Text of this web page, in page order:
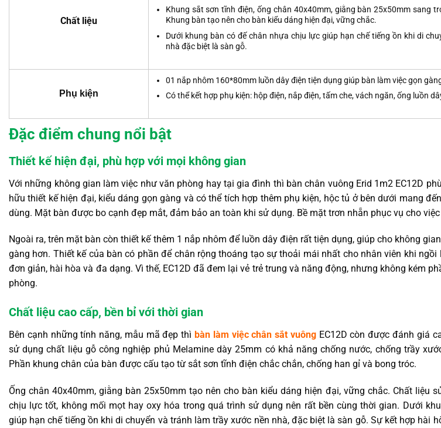
Chất liệu
Khung sắt sơn tĩnh điện, ống chân 40x40mm, giằng bàn 25x50mm sang
Khung bàn tạo nên cho bàn kiểu dáng hiện đại, vững chắc.
Dưới khung bàn có đế chân nhựa chịu lực giúp hạn chế tiếng ồn khi di
nhà đặc biệt là sàn gỗ.
Phụ kiện
01 nắp nhôm 160*80mm luồn dây điện tiện dụng giúp bàn làm việc gọn
Có thể kết hợp phụ kiện: hộp điện, nắp điện, tấm che, vách ngăn, ống luồn
Đặc điểm chung nổi bật
Thiết kế hiện đại, phù hợp với mọi không gian
Với những không gian làm việc như văn phòng hay tại gia đình thì bàn chân vuông Erid 1m2 EC12D
hữu thiết kế hiện đại, kiểu dáng gọn gàng và có thể tích hợp thêm phụ kiện, hộc tủ ở bên dưới mang
dùng. Mặt bàn được bo cạnh đẹp mắt, đảm bảo an toàn khi sử dụng. Bề mặt trơn nhẵn phục vụ cho
Ngoài ra, trên mặt bàn còn thiết kế thêm 1 nắp nhôm để luồn dây điện rất tiện dụng, giúp cho không
gàng hơn. Thiết kế của bàn có phần để chân rộng thoáng tạo sự thoải mái nhất cho nhân viên khi
đơn giản, hài hòa và đa dạng. Vì thế, EC12D đã đem lại vẻ trẻ trung và năng động, nhưng không kém
phòng.
Chất liệu cao cấp, bền bỉ với thời gian
Bên cạnh những tính năng, mẫu mã đẹp thì bàn làm việc chân sắt vuôngEC12D còn được đánh giá
sử dụng chất liệu gỗ công nghiệp phủ Melamine dày 25mm có khả năng chống nước, chống trầy
Phần khung chân của bàn được cấu tạo từ sắt sơn tĩnh điện chắc chắn, chống han gỉ và bong tróc.
Ống chân 40x40mm, giằng bàn 25x50mm tạo nên cho bàn kiểu dáng hiện đại, vững chắc. Chất liệu
chịu lực tốt, không mối mọt hay oxy hóa trong quá trình sử dụng nên rất bền cùng thời gian. Dưới
giúp hạn chế tiếng ồn khi di chuyển và tránh làm trầy xước nền nhà, đặc biệt là sàn gỗ. Sự kết hợp hài